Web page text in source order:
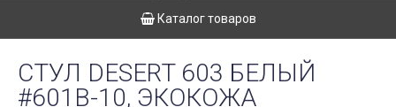
Каталог товаров
СТУЛ DESERT 603 БЕЛЫЙ
#601B-10, ЭКОКОЖА